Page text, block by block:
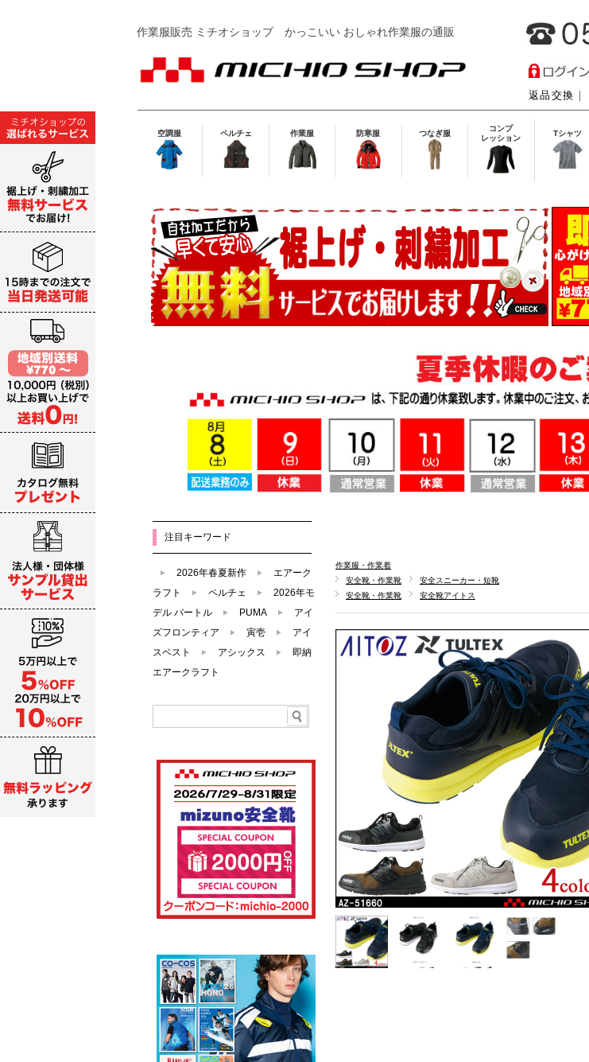
作業服販売 ミチオショップかっこいい おしゃれ作業服の通販
返品交換 ｜
空調服 ペルチェ 作業服 防寒服 つなぎ服
コンプ
レッション
Tシャツ
作業服・作業着
安全靴・作業靴
安全スニーカー・短靴
安全靴・作業靴
安全靴アイトス
注目キーワード
2026年春夏新作
エアーク
ラフト
ペルチェ
2026年モ
デル バートル
PUMA
アイ
ズフロンティア
寅壱
アイ
スベスト
アシックス
即納
エアークラフト